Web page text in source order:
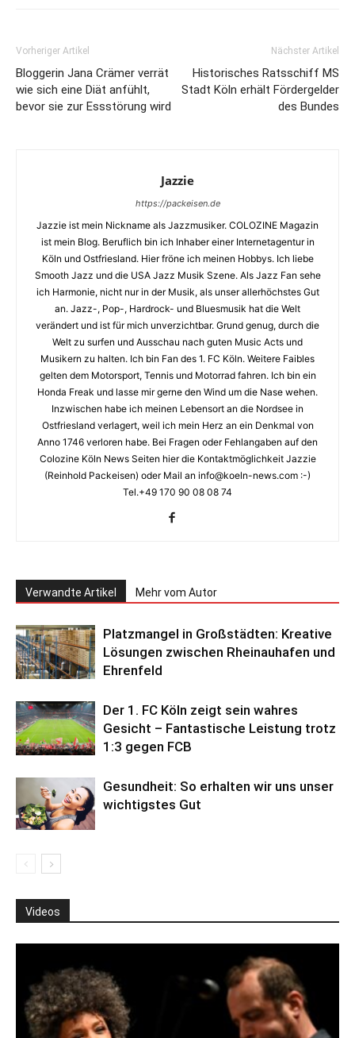
Vorheriger Artikel
Bloggerin Jana Crämer verrät
wie sich eine Diät anfühlt,
bevor sie zur Essstörung wird
Nächster Artikel
Historisches Ratsschiff MS
Stadt Köln erhält Fördergelder
des Bundes
Jazzie
https://packeisen.de
Jazzie ist mein Nickname als Jazzmusiker. COLOZINE Magazin
ist mein Blog. Beruflich bin ich Inhaber einer Internetagentur in
Köln und Ostfriesland. Hier fröne ich meinen Hobbys. Ich liebe
Smooth Jazz und die USA Jazz Musik Szene. Als Jazz Fan sehe
ich Harmonie, nicht nur in der Musik, als unser allerhöchstes Gut
an. Jazz-, Pop-, Hardrock- und Bluesmusik hat die Welt
verändert und ist für mich unverzichtbar. Grund genug, durch die
Welt zu surfen und Ausschau nach guten Music Acts und
Musikern zu halten. Ich bin Fan des 1. FC Köln. Weitere Faibles
gelten dem Motorsport, Tennis und Motorrad fahren. Ich bin ein
Honda Freak und lasse mir gerne den Wind um die Nase wehen.
Inzwischen habe ich meinen Lebensort an die Nordsee in
Ostfriesland verlagert, weil ich mein Herz an ein Denkmal von
Anno 1746 verloren habe. Bei Fragen oder Fehlangaben auf den
Colozine Köln News Seiten hier die Kontaktmöglichkeit Jazzie
(Reinhold Packeisen) oder Mail an info@koeln-news.com :-)
Tel.+49 170 90 08 08 74
Verwandte Artikel Mehr vom Autor
Platzmangel in Großstädten: Kreative
Lösungen zwischen Rheinauhafen und
Ehrenfeld
Der 1. FC Köln zeigt sein wahres
Gesicht – Fantastische Leistung trotz
1:3 gegen FCB
Gesundheit: So erhalten wir uns unser
wichtigstes Gut
Videos